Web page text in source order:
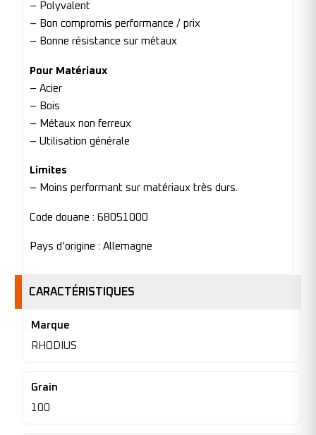
– Polyvalent
– Bon compromis performance / prix
– Bonne résistance sur métaux
Pour Matériaux
– Acier
– Bois
– Métaux non ferreux
– Utilisation générale
Limites
– Moins performant sur matériaux très durs.
Code douane : 68051000
Pays d’origine : Allemagne
CARACTÉRISTIQUES
Marque
RHODIUS
Grain
100